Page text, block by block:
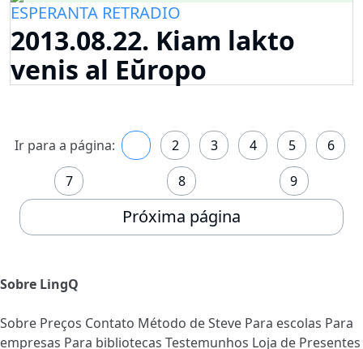
ESPERANTA RETRADIO
2013.08.22. Kiam lakto
venis al Eŭropo
Ir para a página: 2 3 4 5
6
7
8 9
Próxima página
Sobre LingQ
Sobre Preços Contato Método de Steve Para escolas Para
empresas Para bibliotecas Testemunhos Loja de Presentes